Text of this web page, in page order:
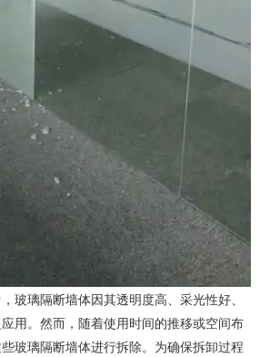
玻璃隔断墙体因其透明度高、采光性好、
用。然而，随着使用时间的推移或空间布
玻璃隔断墙体进行拆除。为确保拆卸过程